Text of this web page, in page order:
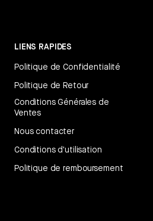
LIENS RAPIDES
Politique de Confidentialité
Politique de Retour
Conditions Générales de
Ventes
Nous contacter
Conditions d'utilisation
Politique de remboursement